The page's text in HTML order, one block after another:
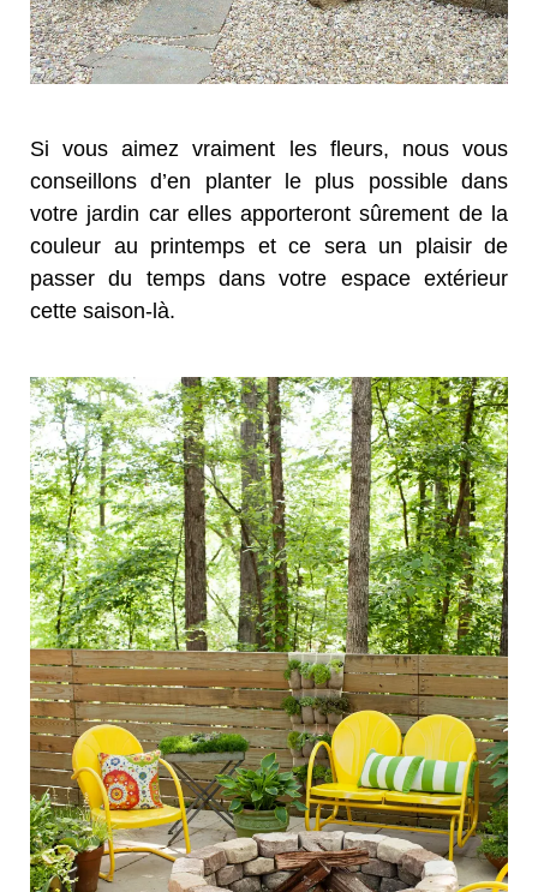
Si vous aimez vraiment les fleurs, nous vous
conseillons d’en planter le plus possible dans
votre jardin car elles apporteront sûrement de la
couleur au printemps et ce sera un plaisir de
passer du temps dans votre espace extérieur
cette saison-là.